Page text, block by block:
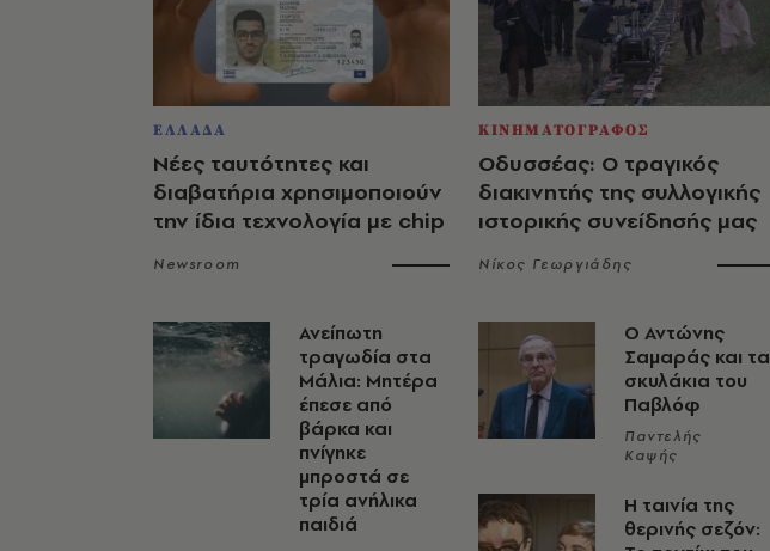
ΕΛΛΑΔΑ
Νέες ταυτότητες και
διαβατήρια χρησιμοποιούν
την ίδια τεχνολογία με chip
Newsroom
Ανείπωτη
τραγωδία στα
Μάλια: Μητέρα
έπεσε από
βάρκα και
πνίγηκε
μπροστά σε
τρία ανήλικα
παιδιά
ΚΙΝΗΜΑΤΟΓΡΑΦΟΣ
Οδυσσέας: Ο τραγικός
διακινητής της συλλογικής
ιστορικής συνείδησής μας
Νίκος Γεωργιάδης
Ο Αντώνης
Σαμαράς και τα
σκυλάκια του
Παβλόφ
Παντελής
Καψής
Η ταινία της
θερινής σεζόν: